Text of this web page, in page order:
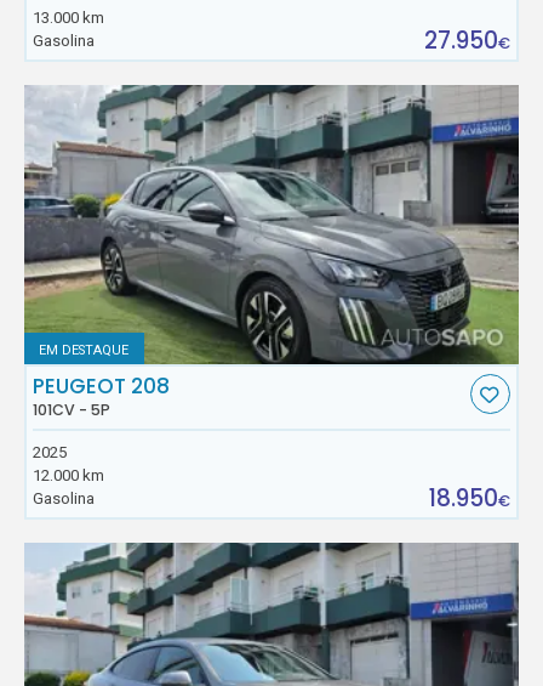
13.000 km
Gasolina
27.950€
EM DESTAQUE
PEUGEOT 208
101CV - 5P
2025
12.000 km
Gasolina
18.950€